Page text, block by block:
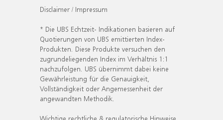
Disclaimer / Impressum
* Die UBS Echtzeit- Indikationen basieren auf
Quotierungen von UBS emittierten Index-
Produkten. Diese Produkte versuchen den
zugrundeliegenden Index im Verhältnis 1:1
nachzufolgen. UBS übernimmt dabei keine
Gewährleistung für die Genauigkeit,
Vollständigkeit oder Angemessenheit der
angewandten Methodik.